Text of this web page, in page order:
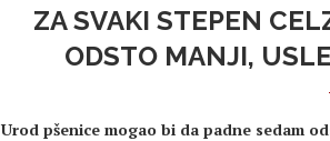
ZA SVAKI STEPEN
ODSTO MANJI,
Urod pšenice mogao bi da padne sedam